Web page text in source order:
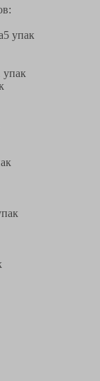
5 упак
упак